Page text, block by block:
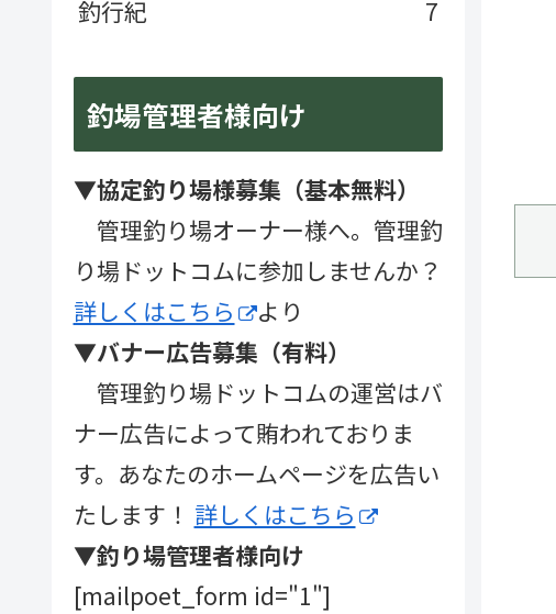
釣行紀
7
釣場管理者様向け
▼協定釣り場様募集（基本無料）
管理釣り場オーナー様へ。管理釣
り場ドットコムに参加しませんか？
詳しくはこちら
より
▼バナー広告募集（有料）
管理釣り場ドットコムの運営はバ
ナー広告によって賄われておりま
す。あなたのホームページを広告い
たします！ 詳しくはこちら
▼釣り場管理者様向け
[mailpoet_form id="1"]